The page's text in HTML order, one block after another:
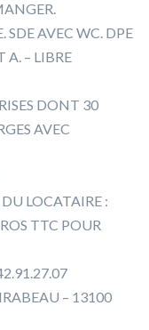
AVEC WC. DPE
A. – LIBRE
DONT 30
AVEC
LOCATAIRE :
TTC POUR
– 13100